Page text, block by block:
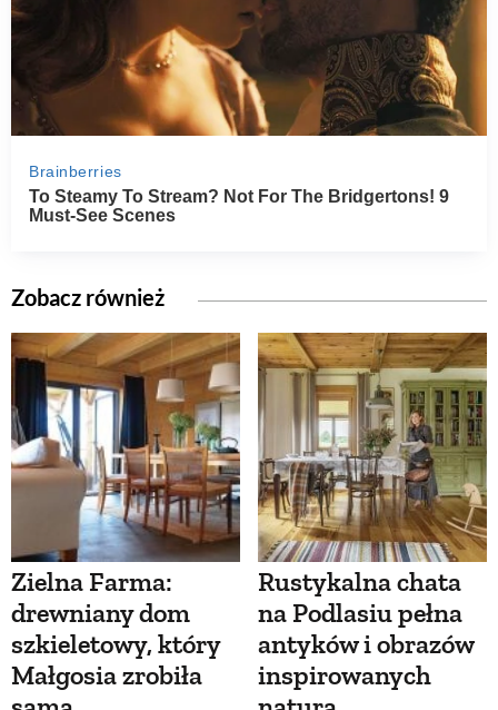
Zobacz również
Zielna Farma:
drewniany dom
szkieletowy, który
Małgosia zrobiła
Rustykalna chata
na Podlasiu pełna
antyków i obrazów
inspirowanych